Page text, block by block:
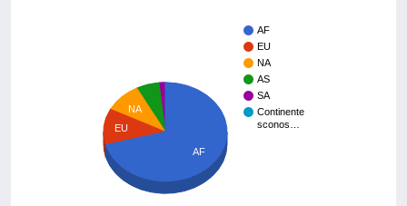
AF
EU
NA
AS
SA
Continente
sconos…
NA
EU
AF